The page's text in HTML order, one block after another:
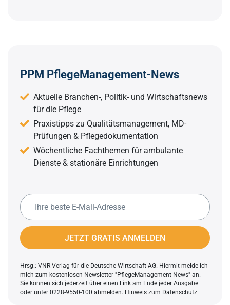
PPM PflegeManagement-News
Aktuelle Branchen-, Politik- und Wirtschaftsnews
für die Pflege
Praxistipps zu Qualitätsmanagement, MD-
Prüfungen & Pflegedokumentation
Wöchentliche Fachthemen für ambulante
Dienste & stationäre Einrichtungen
JETZT GRATIS ANMELDEN
Hrsg.: VNR Verlag für die Deutsche Wirtschaft AG. Hiermit melde ich
mich zum kostenlosen Newsletter "PflegeManagement-News" an.
Sie können sich jederzeit über einen Link am Ende jeder Ausgabe
oder unter 0228-9550-100 abmelden. Hinweis zum Datenschutz